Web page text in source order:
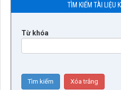
TÌM KIẾM TÀI LIỆU
Từ khóa